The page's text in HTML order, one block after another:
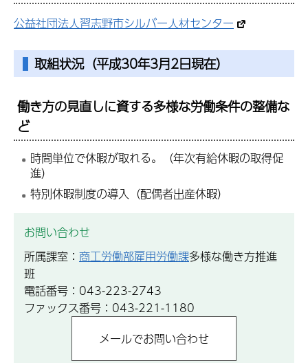
公益社団法人習志野市シルバー人材センター
取組状況（平成30年3月2日現在）
働き方の見直しに資する多様な労働条件の整備な
ど
時間単位で休暇が取れる。（年次有給休暇の取得促
進）
特別休暇制度の導入（配偶者出産休暇）
お問い合わせ
所属課室： 商工労働部雇用労働課多様な働き方推進
班
電話番号：043-223-2743
ファックス番号：043-221-1180